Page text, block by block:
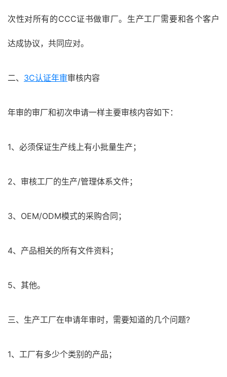
次性对所有的CCC证书做审厂。生产工厂需要和各个客户
达成协议，共同应对。
二、 3C认证年审审核内容
年审的审厂和初次申请一样主要审核内容如下：
1、必须保证生产线上有小批量生产；
2、审核工厂的生产/管理体系文件；
3、OEM/ODM模式的采购合同；
4、产品相关的所有文件资料；
5、其他。
三、生产工厂在申请年审时，需要知道的几个问题?
1、工厂有多少个类别的产品；